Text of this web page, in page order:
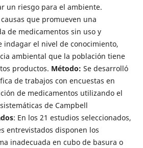
un riesgo para el ambiente.
que promueven una
de medicamentos sin uso y
indagar el nivel de conocimiento,
ambiental que la población tiene
productos. Método: Se desarrolló
de trabajos con encuestas en
de medicamentos utilizando el
de Campbell
: En los 21 estudios seleccionados,
entrevistados disponen los
inadecuada en cubo de basura o